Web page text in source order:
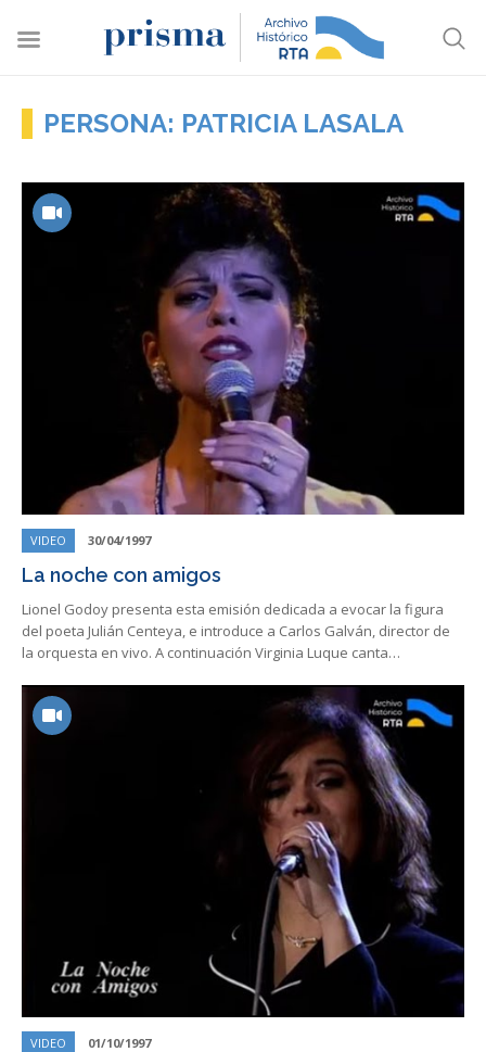
PERSONA: PATRICIA LASALA
VIDEO 30/04/1997
La noche con amigos
Lionel Godoy presenta esta emisión dedicada a evocar la figura
del poeta Julián Centeya, e introduce a Carlos Galván, director de
la orquesta en vivo. A continuación Virginia Luque canta…
VIDEO 01/10/1997